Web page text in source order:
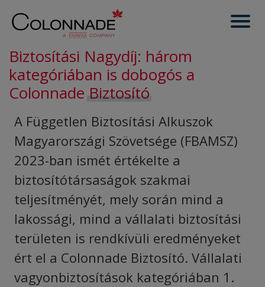
Biztosítási Nagydíj: három
kategóriában is dobogós a
Colonnade Biztosító
A Független Biztosítási Alkuszok
Magyarországi Szövetsége (FBAMSZ)
2023-ban ismét értékelte a
biztosítótársaságok szakmai
teljesítményét, mely során mind a
lakossági, mind a vállalati biztosítási
területen is rendkívüli eredményeket
ért el a Colonnade Biztosító. Vállalati
vagyonbiztosítások kategóriában 1.